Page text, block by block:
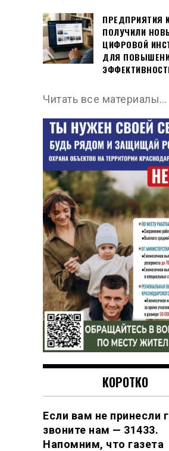
ПРЕДПРИЯТИЯ
ПОЛУЧИЛИ
ЦИФРОВОЙ
ДЛЯ
Читать все материалы…
КОРОТКО
Если вам не принесли
звоните нам — 31433.
Напомним, что газета